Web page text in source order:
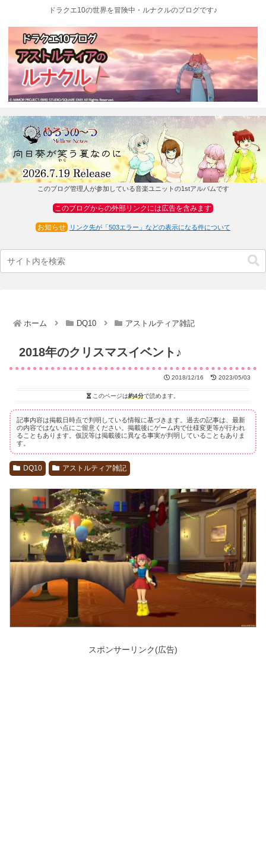
ドラクエ10の世界を冒険中・ルナクルのブログです♪
このブログ管理人が参加している音楽ユニットの1stアルバムです
このブログからの外部リンクには広告を含みます
お知らせ リンク先が「503エラー」などの表示になる件について
ホーム DQ10 アストルティア雑記
2018年のクリスマスイベント♪
2018/12/16 2023/05/03
このページは約4分で読めます。
記事内容は掲載日時点で判明している情報に基づきます。過去の記事は、最新
の内容ではない点にご留意ください。掲載後にゲーム内で仕様変更等が行われ
ることもあります。仮説等は掲載後に異なる事実が判明していることもありま
す。
DQ10 アストルティア雑記
スポンサーリンク(広告)